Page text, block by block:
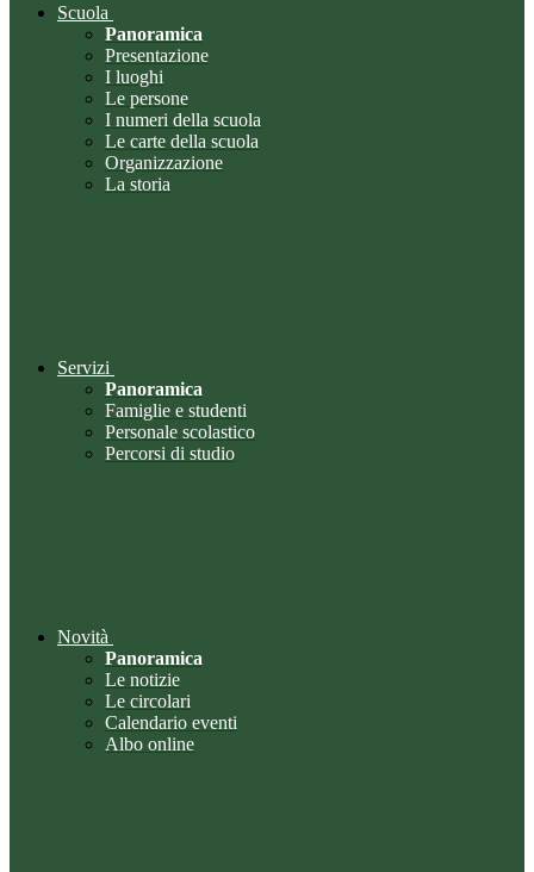
Scuola
Panoramica
Presentazione
I luoghi
Le persone
I numeri della scuola
Le carte della scuola
Organizzazione
La storia
Servizi
Panoramica
Famiglie e studenti
Personale scolastico
Percorsi di studio
Novità
Panoramica
Le notizie
Le circolari
Calendario eventi
Albo online